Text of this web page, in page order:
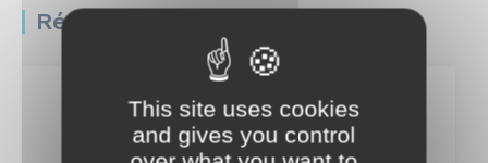
Réserver cette salle
Août
This site uses cookies
and gives you control